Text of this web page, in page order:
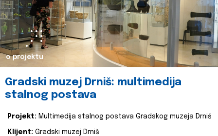
o projektu
Gradski muzej Drniš: multimedija
stalnog postava
Projekt: Multimedija stalnog postava Gradskog muzeja Drniš
Klijent: Gradski muzej Drniš